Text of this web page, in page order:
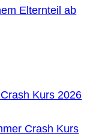
Elternteil ab
Kurs 2026
Crash Kurs